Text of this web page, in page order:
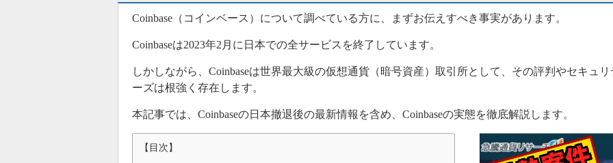
Coinbase（コインベース）について調べている方に、まずお伝えすべき事実があります。
Coinbaseは2023年2月に日本での全サービスを終了しています。
しかしながら、Coinbaseは世界最大級の仮想通貨（暗号資産）取引所として、その評判やセキュ
ーズは根強く存在します。
本記事では、Coinbaseの日本撤退後の最新情報を含め、Coinbaseの実態を徹底解説します。
【目次】